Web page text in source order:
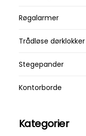
Røgalarmer
Trådløse dørklokker
Stegepander
Kontorborde
Kategorier